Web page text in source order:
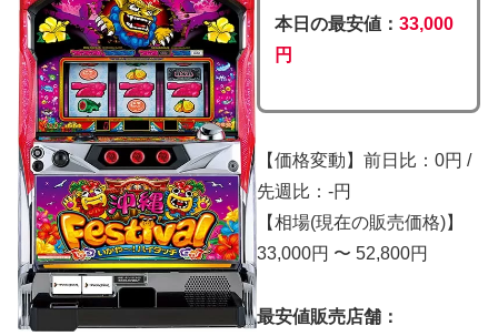
本日の最安値：33,000
円
【価格変動】前日比：0円 /
先週比：-円
【相場(現在の販売価格)】
33,000円 〜 52,800円
最安値販売店舗：